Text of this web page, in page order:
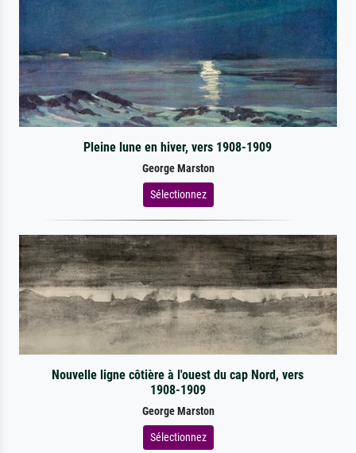
Pleine lune en hiver, vers 1908-1909
George Marston
Sélectionnez
Nouvelle ligne côtière à l'ouest du cap Nord, vers
1908-1909
George Marston
Sélectionnez